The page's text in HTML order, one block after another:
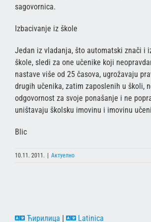
sagovornica.
Izbacivanje iz škole
Jedan iz vladanja, što automatski znači i
škole, sledi za one učenike koji
nastave više od 25 časova, ugrožavaju
drugih učenika, zatim zaposlenih u školi,
odgovornost za svoje ponašanje i ne
uništavaju školsku imovinu i imovinu
Blic
10.11. 2011. | Актуелно
Ћирилица | Latinica